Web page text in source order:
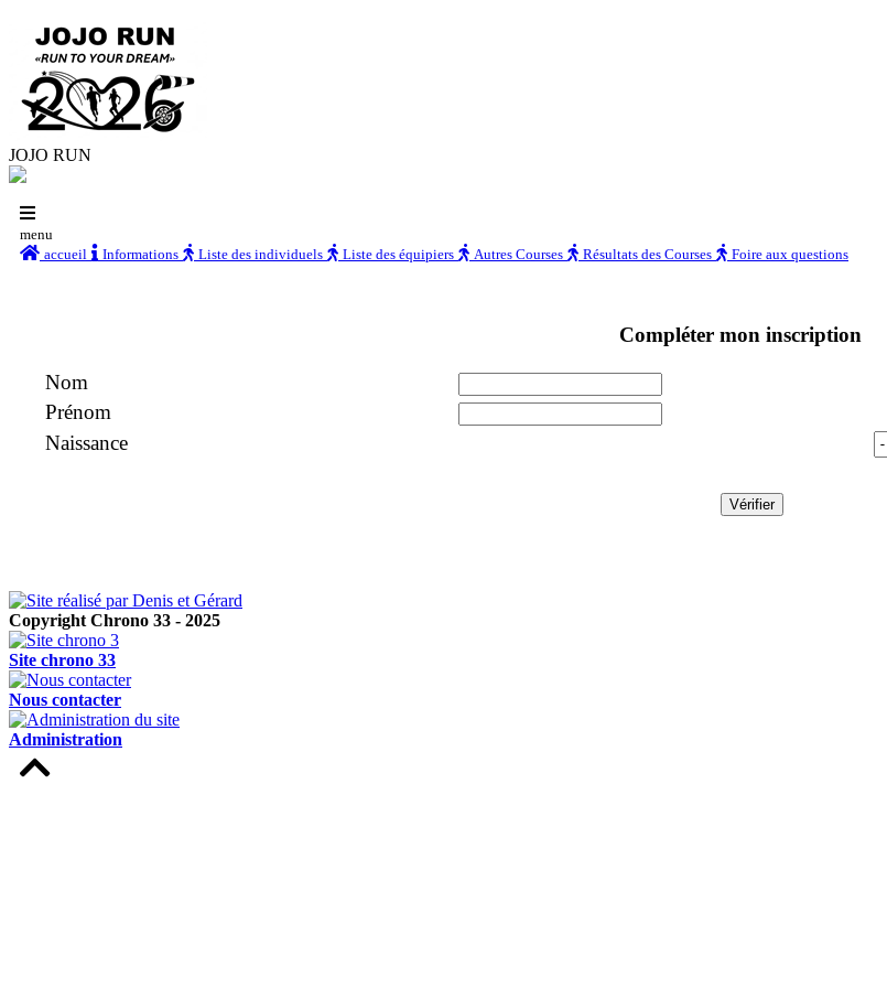
JOJO RUN
menu
accueil
Informations Liste des individuels Liste des équipiers Autres Courses Résultats des Courses Foire aux questions
Compléter mon inscription
Nom
Prénom
Naissance
Copyright Chrono 33 - 2025
Site chrono 33
Nous contacter
Administration